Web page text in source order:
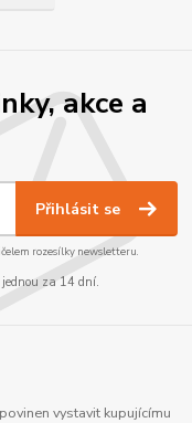
akce a
Přihlásit se
rozesílky newsletteru.
za 14 dní.
vystavit kupujícímu